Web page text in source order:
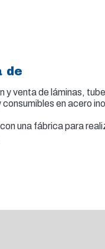
de
y venta de láminas,
consumibles en acero
una fábrica para